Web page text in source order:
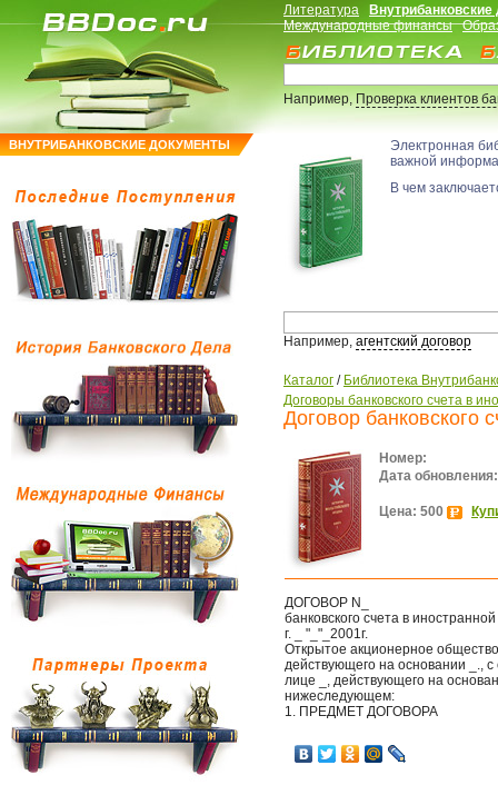
ВНУТРИБАНКОВСКИЕ ДОКУМЕНТЫ
Литература
Международные финансы
Например,Проверка клиентов
Электронная
важной
В чем
Например, агентский договор
Каталог / Библиотека
Договоры банковского счета в
Договор банковского
Номер:
Дата обновления:
Цена: 500
ДОГОВОР N_
банковского счета в
г. _ "_"_2001г.
Открытое акционерное
действующего на основании _.,
лице _, действующего на
нижеследующем:
1. ПРЕДМЕТ ДОГОВОРА